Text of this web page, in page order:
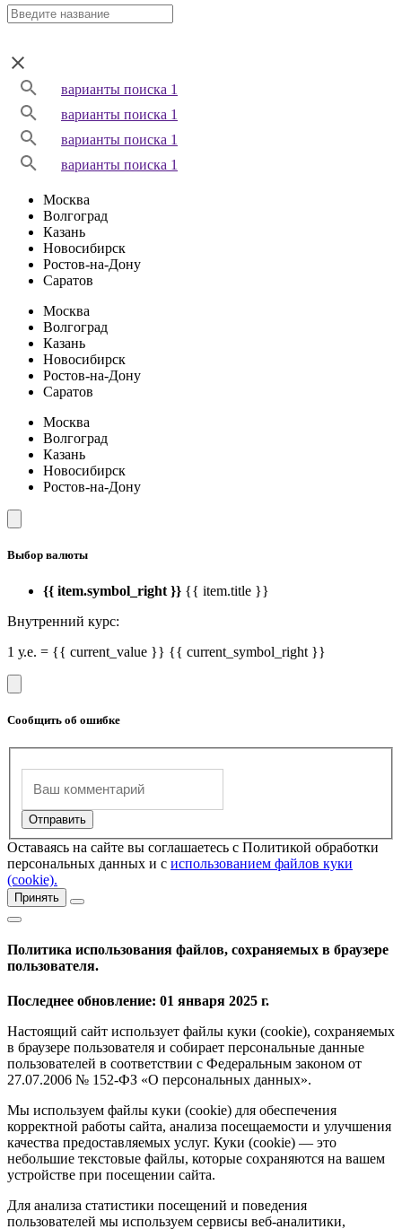
варианты поиска 1
варианты поиска 1
варианты поиска 1
варианты поиска 1
Москва
Волгоград
Казань
Новосибирск
Ростов-на-Дону
Саратов
Москва
Волгоград
Казань
Новосибирск
Ростов-на-Дону
Саратов
Москва
Волгоград
Казань
Новосибирск
Ростов-на-Дону
Выбор валюты
{{ item.symbol_right }} {{ item.title }}
Внутренний курс:
1 у.е. = {{ current_value }} {{ current_symbol_right }}
Сообщить об ошибке
Оставаясь на сайте вы соглашаетесь с Политикой обработки
персональных данных и с использованием файлов куки
(cookie).
Принять
Политика использования файлов, сохраняемых в браузере
пользователя.
Последнее обновление: 01 января 2025 г.
Настоящий сайт использует файлы куки (cookie), сохраняемых
в браузере пользователя и собирает персональные данные
пользователей в соответствии с Федеральным законом от
27.07.2006 № 152-ФЗ «О персональных данных».
Мы используем файлы куки (cookie) для обеспечения
корректной работы сайта, анализа посещаемости и улучшения
качества предоставляемых услуг. Куки (cookie) — это
небольшие текстовые файлы, которые сохраняются на вашем
устройстве при посещении сайта.
Для анализа статистики посещений и поведения
пользователей мы используем сервисы веб-аналитики,